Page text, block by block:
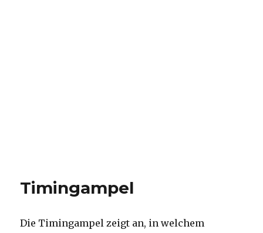
Timingampel
Die Timingampel zeigt an, in welchem